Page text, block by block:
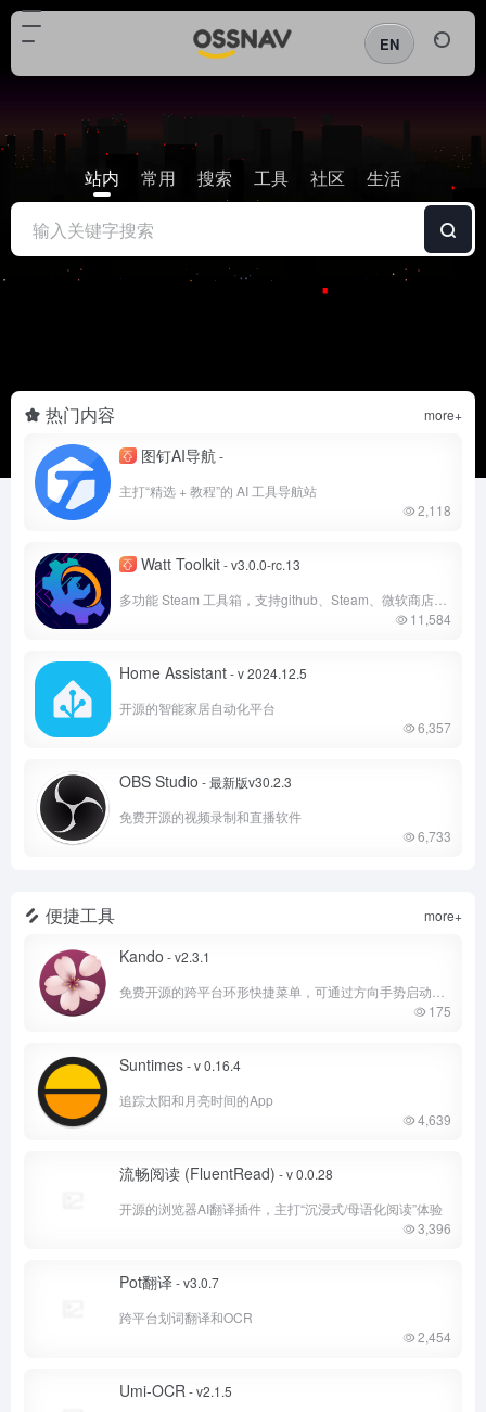
EN
站内 常用 搜索 工具 社区 生活
热门内容 more+
图钉AI导航-
主打“精选 + 教程”的 AI 工具导航站
2,118
Watt Toolkit- v3.0.0-rc.13
11,584
Home Assistant- v 2024.12.5
开源的智能家居自动化平台
6,357
OBS Studio - 最新版v30.2.3
免费开源的视频录制和直播软件
6,733
便捷工具 more+
Kando - v2.3.1
175
Suntimes- v 0.16.4
追踪太阳和月亮时间的App
4,639
流畅阅读 (FluentRead) - v 0.0.28
开源的浏览器AI翻译插件，主打“沉浸式/母语化阅读”体验
3,396
Pot翻译- v3.0.7
跨平台划词翻译和OCR
2,454
Umi-OCR- v2.1.5